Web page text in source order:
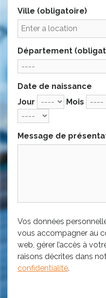
Ville (obligatoire)
Département
Date de naissance
Jour
Mois
Message de
Vos données
vous accompagner au
web, gérer l’accès à
raisons décrites dans
confidentialité.